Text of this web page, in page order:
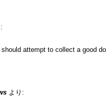
attempt to collect a good
より: